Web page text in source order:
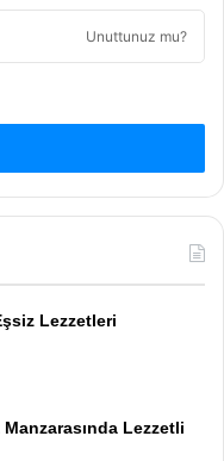
Unuttunuz mu?
Lezzetleri
Lezzetli